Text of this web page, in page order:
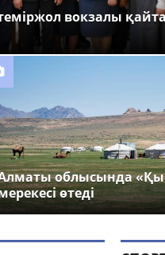
вокзалы
облысында
өтеді